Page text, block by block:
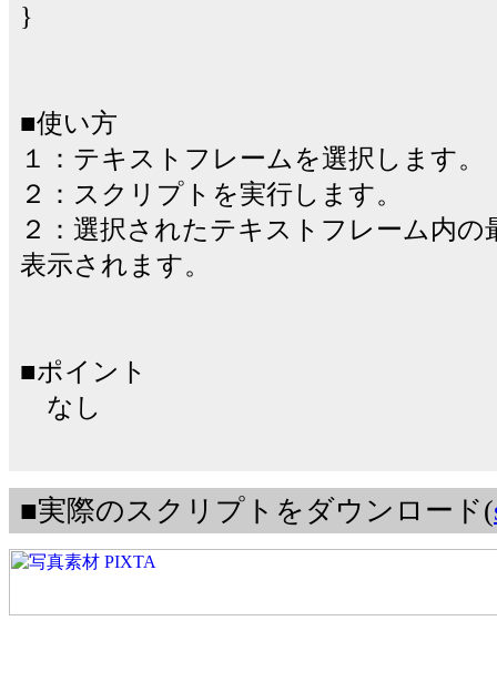
}
■使い方
１：テキストフレームを選択します。
２：スクリプトを実行します。
２：選択されたテキストフレーム内
表示されます。
■ポイント
なし
■実際のスクリプトをダウンロード(